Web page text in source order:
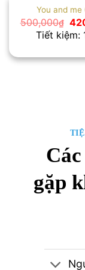
You and me
500,000₫ Giá
là:
Tiết kiệm:
gặp